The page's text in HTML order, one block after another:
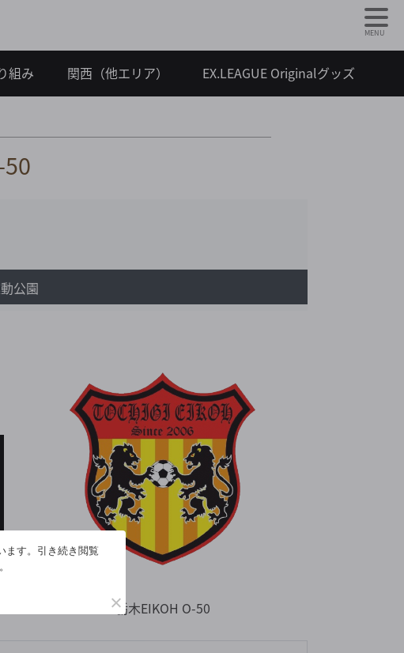
組み 関西（他エリア） EX.LEAGUE Originalグッズ
公園
栃木EIKOH O-50
MENU
ます。引き続き閲覧